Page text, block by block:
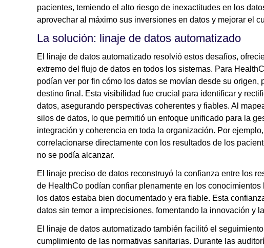
pacientes, temiendo el alto riesgo de inexactitudes en los
aprovechar al máximo sus inversiones en datos y mejorar el
La solución: linaje de datos automatizado
El linaje de datos automatizado resolvió estos desafíos,
extremo del flujo de datos en todos los sistemas. Para
podían ver por fin cómo los datos se movían desde su
destino final. Esta visibilidad fue crucial para identificar y
datos, asegurando perspectivas coherentes y fiables. Al
silos de datos, lo que permitió un enfoque unificado para la
integración y coherencia en toda la organización. Por
correlacionarse directamente con los resultados de los
no se podía alcanzar.
El linaje preciso de datos reconstruyó la confianza entre los
de HealthCo podían confiar plenamente en los
los datos estaba bien documentado y era fiable. Esta
datos sin temor a imprecisiones, fomentando la innovación y
El linaje de datos automatizado también facilitó el
cumplimiento de las normativas sanitarias. Durante las